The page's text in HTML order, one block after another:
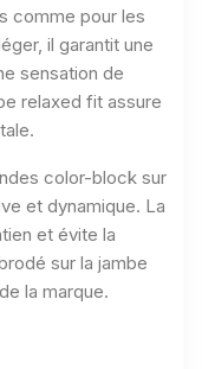
comme pour les
il garantit une
sensation de
relaxed fit assure
color-block sur
et dynamique. La
et évite la
sur la jambe
la marque.